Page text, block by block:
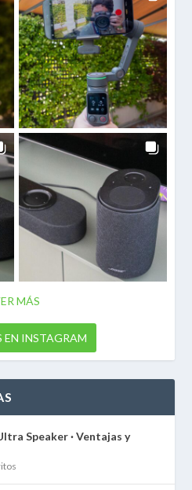
MÁS
EN INSTAGRAM
Speaker · Ventajas y